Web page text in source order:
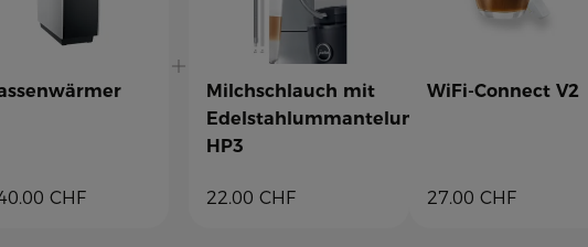
CHF
Milchschlauch mit
Edelstahlummantelung
HP3
22.00 CHF
WiFi-Connect V2
27.00 CHF